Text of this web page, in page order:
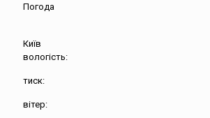
Погода
Київ
вологість:
тиск:
вітер: